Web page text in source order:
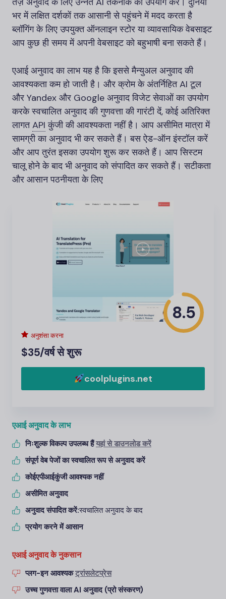
भर में लक्षित दर्शकों तक आसानी से पहुंचने में मदद करता है
ब्लॉगिंग के लिए उपयुक्त ऑनलाइन स्टोर या व्यावसायिक वेबसाइट
आप कुछ ही समय में अपनी वेबसाइट को बहुभाषी बना सकते हैं।
एआई अनुवाद का लाभ यह है कि इससे मैन्युअल अनुवाद की
आवश्यकता कम हो जाती है। और क्रोम के अंतर्निहित AI टूल
और Yandex और Google अनुवाद विजेट सेवाओं का उपयोग
करके स्वचालित अनुवाद की गुणवत्ता की गारंटी दें, कोई अतिरिक्त
लागत API कुंजी की आवश्यकता नहीं है। आप असीमित मात्रा में
सामग्री का अनुवाद भी कर सकते हैं। बस ऐड-ऑन इंस्टॉल करें
और आप तुरंत इसका उपयोग शुरू कर सकते हैं। आप सिस्टम
चालू होने के बाद भी अनुवाद को संपादित कर सकते हैं। सटीकता
और आसान पठनीयता के लिए
8.5
अनुशंसा करना
$35/वर्ष से शुरू
coolplugins.net
एआई अनुवाद के लाभ
निःशुल्क विकल्प उपलब्ध हैंयहां से डाउनलोड करें
संपूर्ण वेब पेजों का स्वचालित रूप से अनुवाद करें
कोईएपीआईकुंजी आवश्यक नहीं
असीमित अनुवाद
अनुवाद संपादित करें:स्वचालित अनुवाद के बाद
प्रयोग करने में आसान
एआई अनुवाद के नुकसान
प्लग-इन आवश्यकट्रांसलेटप्रेस
उच्च गुणवत्ता वाला AI अनुवाद (प्रो संस्करण)